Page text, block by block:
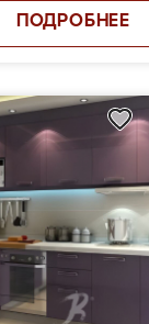
ПОДРОБНЕЕ